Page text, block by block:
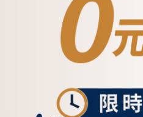
全真皮磁釦肩背/手提後背水
桶包-五色(5338)
NT$6,600